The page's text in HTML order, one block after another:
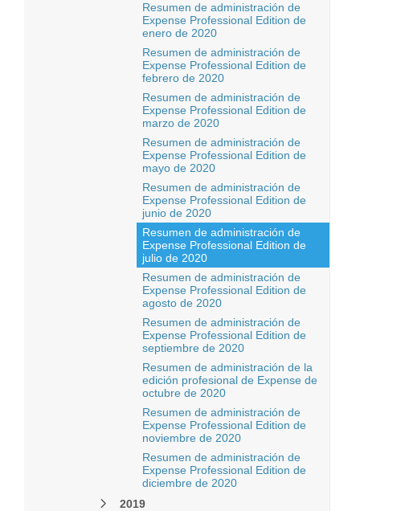
Resumen de administración de
Expense Professional Edition de
enero de 2020
Resumen de administración de
Expense Professional Edition de
febrero de 2020
Resumen de administración de
Expense Professional Edition de
marzo de 2020
Resumen de administración de
Expense Professional Edition de
mayo de 2020
Resumen de administración de
Expense Professional Edition de
junio de 2020
Resumen de administración de
Expense Professional Edition de
julio de 2020
Resumen de administración de
Expense Professional Edition de
agosto de 2020
Resumen de administración de
Expense Professional Edition de
septiembre de 2020
Resumen de administración de la
edición profesional de Expense de
octubre de 2020
Resumen de administración de
Expense Professional Edition de
noviembre de 2020
Resumen de administración de
Expense Professional Edition de
diciembre de 2020
2019